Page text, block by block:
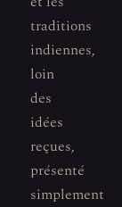
traditions
indiennes,
loin
des
idées
reçues,
présenté
simplement